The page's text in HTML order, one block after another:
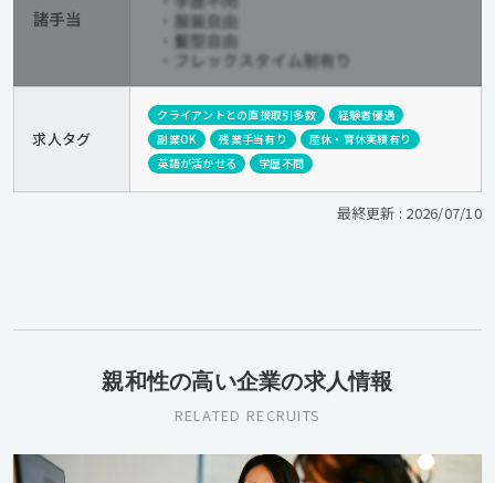
求人タグ
クライアントとの直接取引多数
経験者優遇
副業OK
残業手当有り
産休・育休実績有り
英語が活かせる
学歴不問
最終更新 : 2026/07/10
親和性の高い企業の求人情報
RELATED RECRUITS